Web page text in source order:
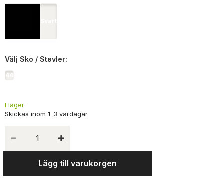
Svart
Välj Sko / Støvler:
44
I lager
Lägg till varukorgen